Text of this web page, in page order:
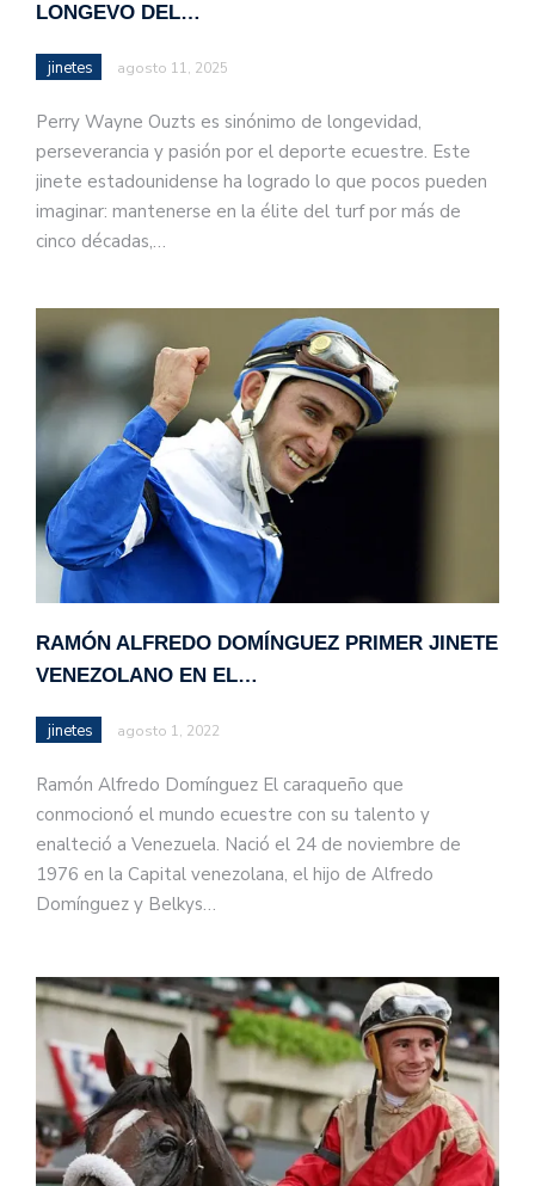
LONGEVO DEL…
jinetes agosto 11, 2025
Perry Wayne Ouzts es sinónimo de longevidad,
perseverancia y pasión por el deporte ecuestre. Este
jinete estadounidense ha logrado lo que pocos pueden
imaginar: mantenerse en la élite del turf por más de
cinco décadas,…
RAMÓN ALFREDO DOMÍNGUEZ PRIMER JINETE
VENEZOLANO EN EL…
jinetes agosto 1, 2022
Ramón Alfredo Domínguez El caraqueño que
conmocionó el mundo ecuestre con su talento y
enalteció a Venezuela. Nació el 24 de noviembre de
1976 en la Capital venezolana, el hijo de Alfredo
Domínguez y Belkys…